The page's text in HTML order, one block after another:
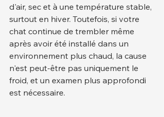
d'air, sec et à une température stable,
surtout en hiver. Toutefois, si votre
chat continue de trembler même
après avoir été installé dans un
environnement plus chaud, la cause
n'est peut-être pas uniquement le
froid, et un examen plus approfondi
est nécessaire.